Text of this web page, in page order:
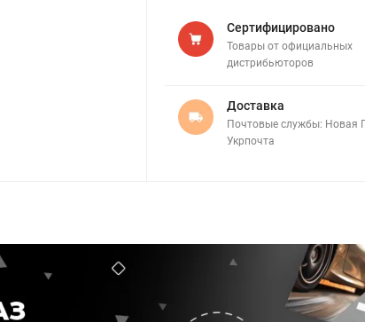
Сертифицировано
Товары от официальных
дистрибьюторов
Доставка
Почтовые службы: Новая
Укрпочта